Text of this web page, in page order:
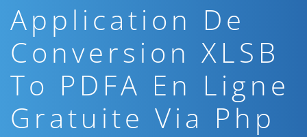
Application De
Conversion XLSB
To PDFA En Ligne
Gratuite Via Php